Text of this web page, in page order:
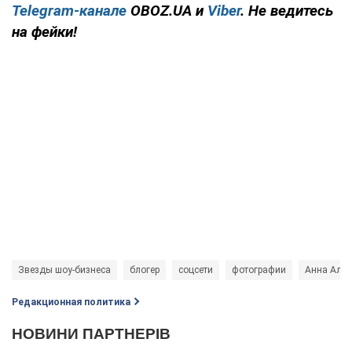
Telegram-канале OBOZ.UA и Viber. Не ведитесь
на фейки!
Звезды шоу-бизнеса блогер соцсети фотографии Анна
Редакционная политика